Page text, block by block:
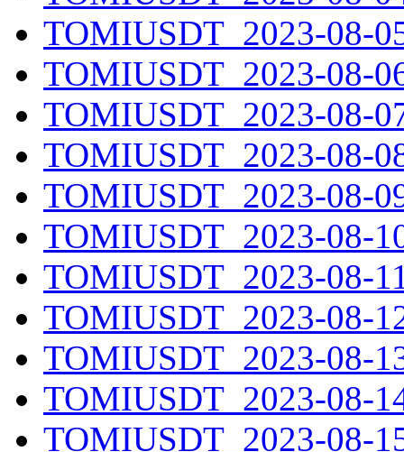
TOMIUSDT_2023-08-
TOMIUSDT_2023-08-
TOMIUSDT_2023-08-
TOMIUSDT_2023-08-
TOMIUSDT_2023-08-
TOMIUSDT_2023-08-
TOMIUSDT_2023-08-
TOMIUSDT_2023-08-
TOMIUSDT_2023-08-
TOMIUSDT_2023-08-
TOMIUSDT_2023-08-